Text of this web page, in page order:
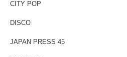
CITY POP
DISCO
JAPAN PRESS 45